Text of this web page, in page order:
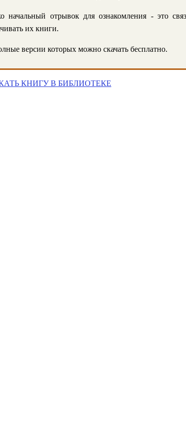
отрывок для ознакомления - это
их книги.
версии которых можно скачать бесплатно.
КНИГУ В БИБЛИОТЕКЕ